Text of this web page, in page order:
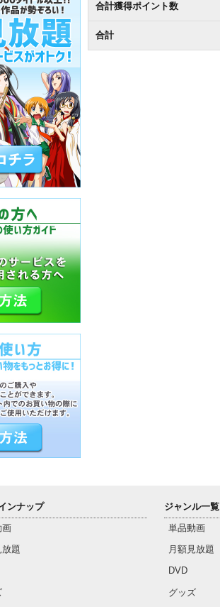
合計獲得ポイント数
合計
ンナップ
画
放題
ジャンル一覧
単品動画
月額見放題
DVD
グッズ